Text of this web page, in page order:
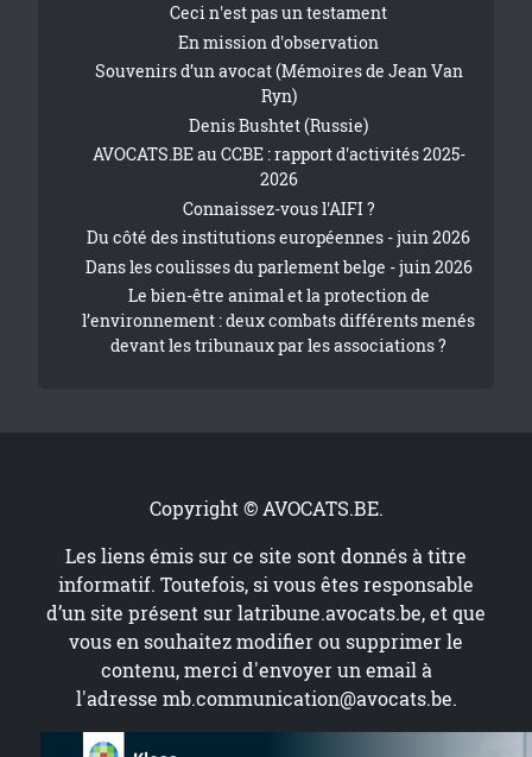
Ceci n'est pas un testament
En mission d'observation
Souvenirs d’un avocat (Mémoires de Jean Van
Ryn)
Denis Bushtet (Russie)
AVOCATS.BE au CCBE : rapport d'activités 2025-
2026
Connaissez-vous l'AIFI ?
Du côté des institutions européennes - juin 2026
Dans les coulisses du parlement belge - juin 2026
Le bien-être animal et la protection de
l’environnement : deux combats différents menés
devant les tribunaux par les associations ?
Copyright © AVOCATS.BE.
Les liens émis sur ce site sont donnés à titre
informatif. Toutefois, si vous êtes responsable
d’un site présent surlatribune.avocats.be, et que
vous en souhaitez modifier ou supprimer le
contenu, merci d'envoyer un email à
l'adresse mb.communication@avocats.be.